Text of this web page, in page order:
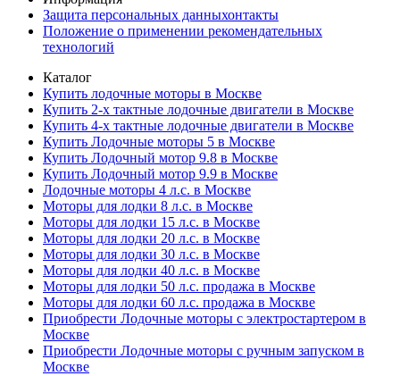
Защита персональных данныхонтакты
Положение о применении рекомендательных
технологий
Каталог
Купить лодочные моторы в Москве
Купить 2-х тактные лодочные двигатели в Москве
Купить 4-х тактные лодочные двигатели в Москве
Купить Лодочные моторы 5 в Москве
Купить Лодочный мотор 9.8 в Москве
Купить Лодочный мотор 9.9 в Москве
Лодочные моторы 4 л.с. в Москве
Моторы для лодки 8 л.с. в Москве
Моторы для лодки 15 л.с. в Москве
Моторы для лодки 20 л.с. в Москве
Моторы для лодки 30 л.с. в Москве
Моторы для лодки 40 л.с. в Москве
Моторы для лодки 50 л.с. продажа в Москве
Моторы для лодки 60 л.с. продажа в Москве
Приобрести Лодочные моторы с электростартером в
Москве
Приобрести Лодочные моторы с ручным запуском в
Москве